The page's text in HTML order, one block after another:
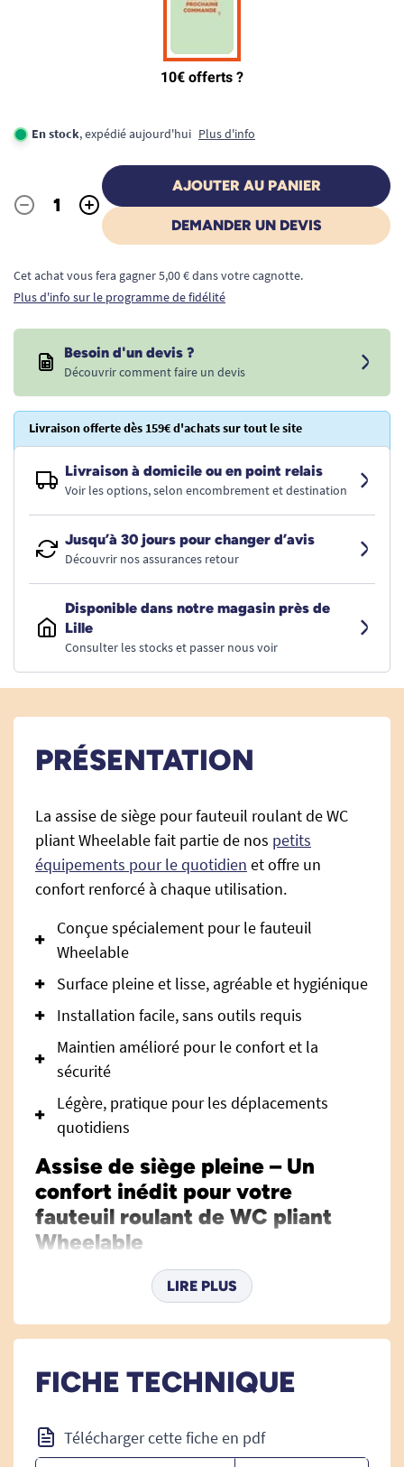
En stock, expédié aujourd'hui Plus d'info
Quantité
- +
AJOUTER AU PANIER
DEMANDER UN DEVIS
Cet achat vous fera gagner 5,00 € dans votre cagnotte.
Plus d'info sur le programme de fidélité
Besoin d'un devis ?
Découvrir comment faire un devis
Livraison offerte dès 159€ d'achats sur tout le site
Livraison à domicile ou en point relais
Voir les options, selon encombrement et destination
Jusqu’à 30 jours pour changer d’avis
Découvrir nos assurances retour
Disponible dans notre magasin près de
Lille
Consulter les stocks et passer nous voir
PRÉSENTATION
La assise de siège pour fauteuil roulant de WC
pliant Wheelable fait partie de nos petits
équipements pour le quotidien et offre un
confort renforcé à chaque utilisation.
Conçue spécialement pour le fauteuil
Wheelable
Surface pleine et lisse, agréable et hygiénique
Installation facile, sans outils requis
Maintien amélioré pour le confort et la
sécurité
Légère, pratique pour les déplacements
quotidiens
Assise de siège pleine – Un
confort inédit pour votre
fauteuil roulant de WC pliant
Wheelable
L’assise de siège pleine pour fauteuil roulant de
WC pliant Wheelable a été développée pour offrir
un supplément de confort, de stabilité et
innovant. Spécifiquement conçue pour s’intégrer
parfaitement au fauteuil Wheelable, elle répond
uniforme lors des déplacements quotidiens, que
LIRE PLUS
FICHE TECHNIQUE
Télécharger cette fiche en pdf